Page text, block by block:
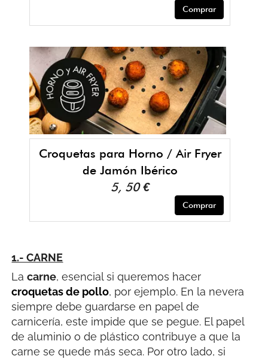
Comprar
Croquetas para Horno / Air Fryer
de Jamón Ibérico
5, 50 €
Comprar
1.- CARNE
Lacarne, esencial si queremos hacer
croquetas de pollo, por ejemplo. En la nevera
siempre debe guardarse en papel de
carnicería, este impide que se pegue. El papel
de aluminio o de plástico contribuye a que la
carne se quede más seca. Por otro lado, si